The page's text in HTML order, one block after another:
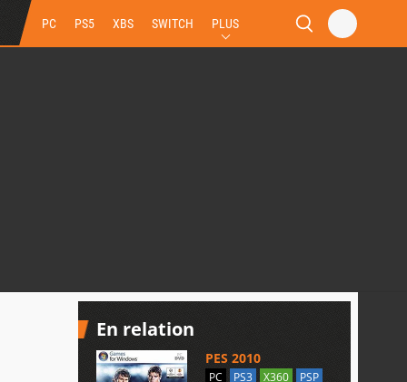
PC PS5 XBS SWITCH PLUS
En relation
PES 2010
PC PS3 X360
PSP